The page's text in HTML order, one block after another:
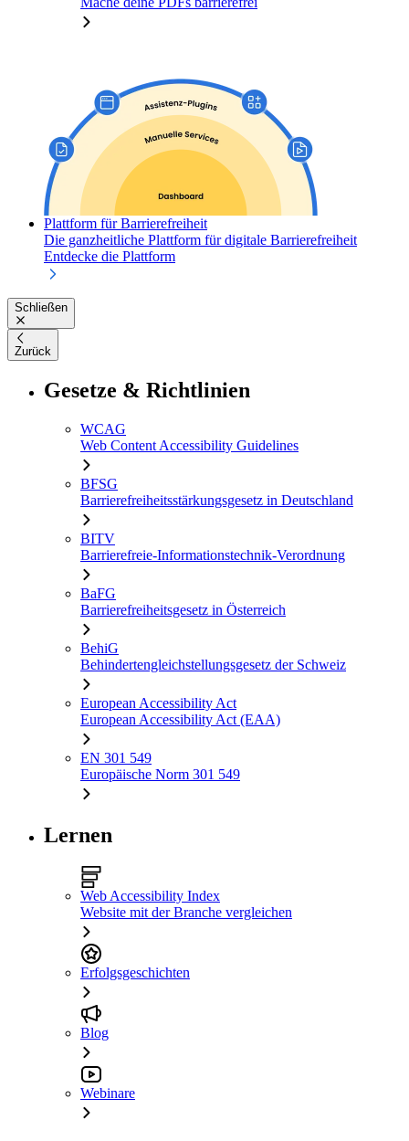
Plattform für Barrierefreiheit
Die ganzheitliche Plattform für digitale Barrierefreiheit
Entdecke die Plattform
Schließen
Zurück
Gesetze & Richtlinien
WCAG
Web Content Accessibility Guidelines
BFSG
Barrierefreiheitsstärkungsgesetz in Deutschland
BITV
Barrierefreie-Informationstechnik-Verordnung
BaFG
Barrierefreiheitsgesetz in Österreich
BehiG
Behindertengleichstellungsgesetz der Schweiz
European Accessibility Act
European Accessibility Act (EAA)
EN 301 549
Europäische Norm 301 549
Lernen
Web Accessibility Index
Website mit der Branche vergleichen
Erfolgsgeschichten
Blog
Webinare